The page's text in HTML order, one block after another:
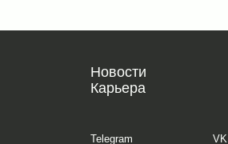
Новости
Карьера
Telegram VK